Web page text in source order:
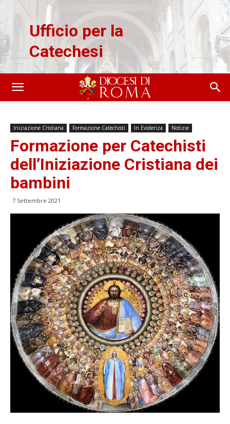
Ufficio per la
Catechesi
Iniziazione Cristiana Formazione Catechisti In Evidenza Notizie
Formazione per Catechisti
dell’Iniziazione Cristiana dei
bambini
7 Settembre 2021